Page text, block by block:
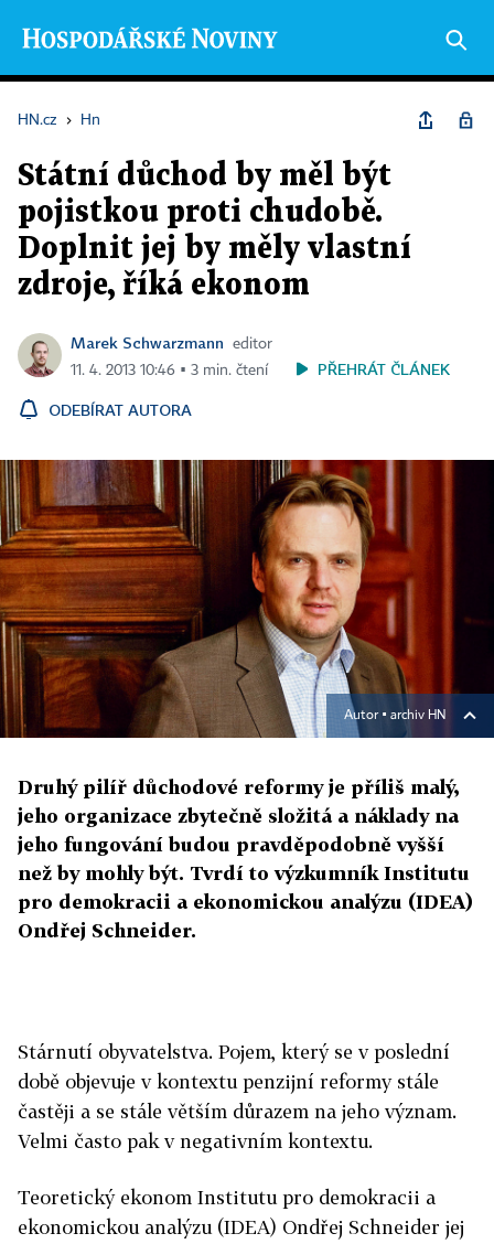
HN.cz › Hn
Státní důchod by měl být
pojistkou proti chudobě.
Doplnit jej by měly vlastní
zdroje, říká ekonom
Marek Schwarzmann
editor
11. 4. 2013 10:46 ▪ 3 min. čtení
PŘEHRÁT ČLÁNEK
ODEBÍRAT AUTORA
Autor ▪ archiv HN
Druhý pilíř důchodové reformy je příliš malý,
jeho organizace zbytečně složitá a náklady na
jeho fungování budou pravděpodobně vyšší
než by mohly být. Tvrdí to výzkumník Institutu
pro demokracii a ekonomickou analýzu (IDEA)
Ondřej Schneider.
Stárnutí obyvatelstva. Pojem, který se v poslední
době objevuje v kontextu penzijní reformy stále
častěji a se stále větším důrazem na jeho význam.
Velmi často pak v negativním kontextu.
Teoretický ekonom Institutu pro demokracii a
ekonomickou analýzu (IDEA) Ondřej Schneider jej